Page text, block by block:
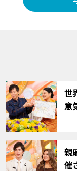
サム
世
意
サム
親
催